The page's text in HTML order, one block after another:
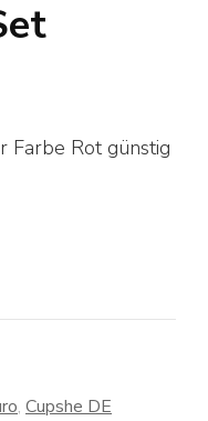
Farbe Rot günstig
, Cupshe DE